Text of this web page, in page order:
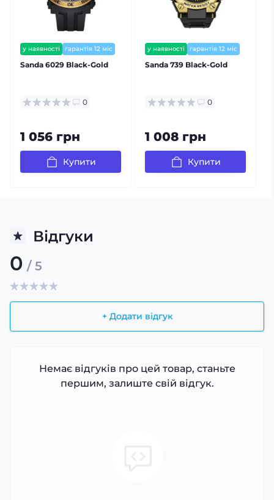
будь-якій ситуації.
у наявності гарантія 12 міс
Sanda 6029 Black-Gold
0
1 056 грн
Купити
у наявності гарантія 12 міс
Sanda 739 Black-Gold
0
1 008 грн
Купити
Відгуки
0 / 5
+ Додати відгук
Немає відгуків про цей товар, станьте
першим, залиште свій відгук.